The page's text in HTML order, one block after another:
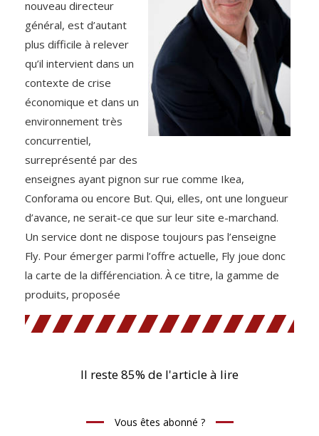
nouveau directeur
général, est d’autant
plus difficile à relever
qu’il intervient dans un
contexte de crise
économique et dans un
environnement très
concurrentiel,
surreprésenté par des
enseignes ayant pignon sur rue comme Ikea,
Conforama ou encore But. Qui, elles, ont une longueur
d’avance, ne serait-ce que sur leur site e-marchand.
Un service dont ne dispose toujours pas l’enseigne
Fly. Pour émerger parmi l’offre actuelle, Fly joue donc
la carte de la différenciation. À ce titre, la gamme de
produits, proposée
Il reste 85% de l'article à lire
Vous êtes abonné ?